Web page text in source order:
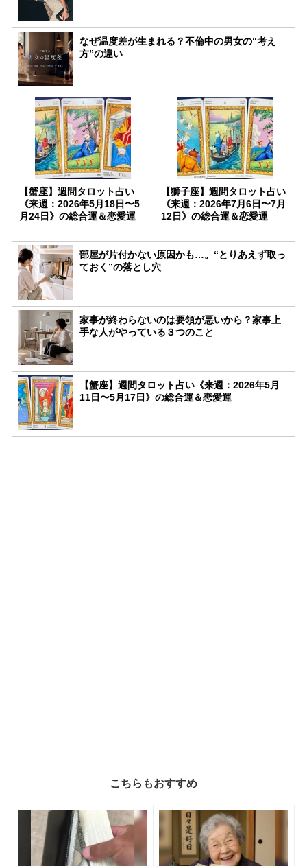
なぜ温度差が生まれる？不倫中の男女の“考え
方”の違い
【蟹座】週間タロット占い
《来週：2026年5月18日〜5
月24日》の総合運＆恋愛運
【獅子座】週間タロット占い
《来週：2026年7月6日〜7月
12日》の総合運＆恋愛運
部屋が片付かない原因かも…。“とりあえず取っ
ておく”の落とし穴
家事が終わらないのは要領が悪いから？家事上
手な人がやっている３つのこと
【蟹座】週間タロット占い《来週：2026年5月
11日〜5月17日》の総合運＆恋愛運
こちらもおすすめ